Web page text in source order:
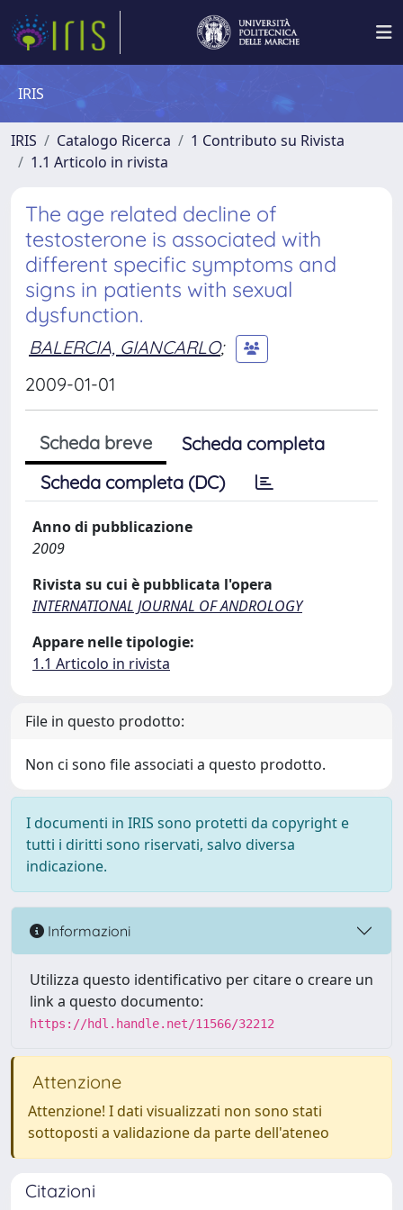
IRIS
IRIS Catalogo Ricerca
1 Contributo su Rivista
1.1 Articolo in rivista
The age related decline of
testosterone is associated with
different specific symptoms and
signs in patients with sexual
dysfunction.
BALERCIA, GIANCARLO;
2009-01-01
Scheda breve
Scheda completa
Scheda completa (DC)
Anno di pubblicazione
2009
Rivista su cui è pubblicata l'opera
INTERNATIONAL JOURNAL OF ANDROLOGY
Appare nelle tipologie:
1.1 Articolo in rivista
File in questo prodotto:
Non ci sono file associati a questo prodotto.
I documenti in IRIS sono protetti da copyright e
tutti i diritti sono riservati, salvo diversa
indicazione.
Informazioni
Utilizza questo identificativo per citare o creare un
link a questo documento:
https://hdl.handle.net/11566/32212
Attenzione
Attenzione! I dati visualizzati non sono stati
sottoposti a validazione da parte dell'ateneo
Citazioni